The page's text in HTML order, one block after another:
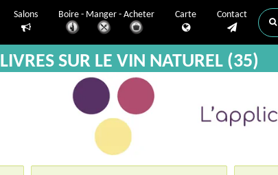
Salons Boire - Manger - Acheter Carte Contact
LIVRES SUR LE VIN NATUREL (35)